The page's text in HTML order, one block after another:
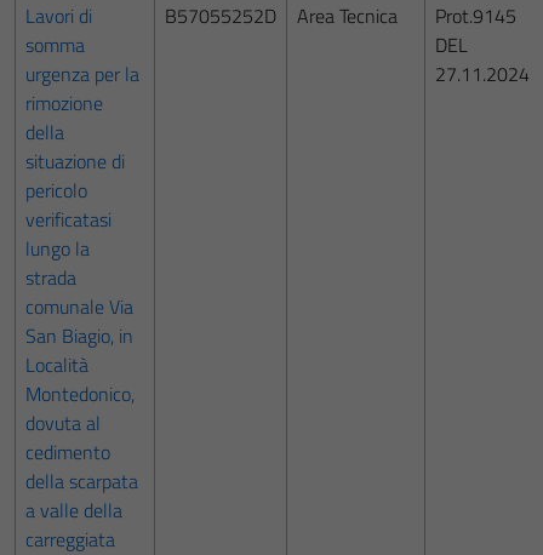
Lavori di
somma
urgenza per la
rimozione
della
situazione di
pericolo
verificatasi
lungo la
strada
comunale Via
San Biagio, in
Località
Montedonico,
dovuta al
cedimento
della scarpata
a valle della
carreggiata
B57055252D Area Tecnica
Prot.9145
DEL
27.11.2024